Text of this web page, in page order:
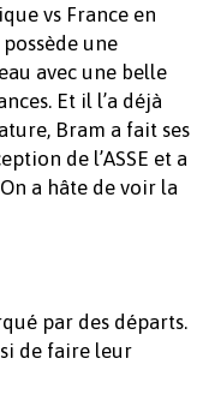
vs France en
une
avec une belle
Et il l’a déjà
Bram a fait ses
de l’ASSE et a
a hâte de voir la
par des départs.
de faire leur